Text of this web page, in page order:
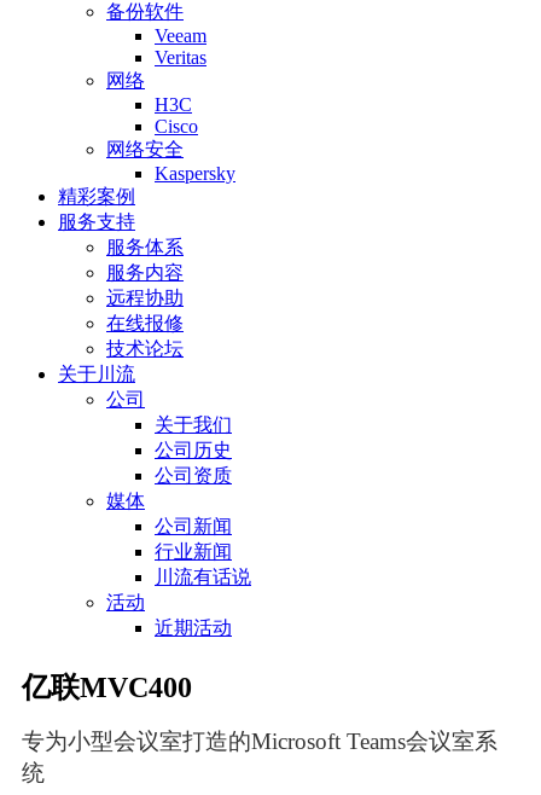
备份软件
Veeam
Veritas
网络
H3C
Cisco
网络安全
Kaspersky
精彩案例
服务支持
服务体系
服务内容
远程协助
在线报修
技术论坛
关于川流
公司
关于我们
公司历史
公司资质
媒体
公司新闻
行业新闻
川流有话说
活动
近期活动
亿联MVC400
专为小型会议室打造的Microsoft Teams会议室系
统